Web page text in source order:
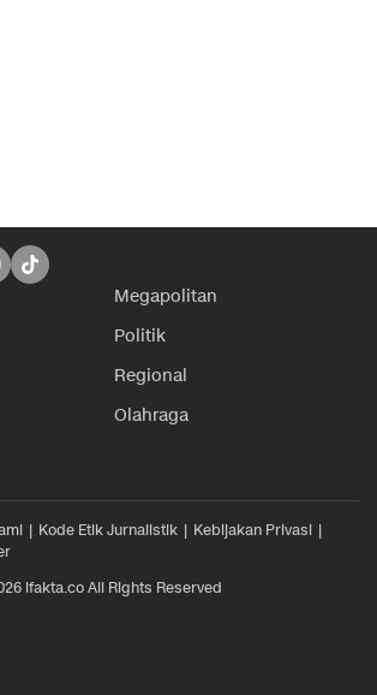
Megapolitan
Politik
Regional
Olahraga
Kode Etik Jurnalistik
Kebijakan Privasi
ifakta.co All Rights Reserved